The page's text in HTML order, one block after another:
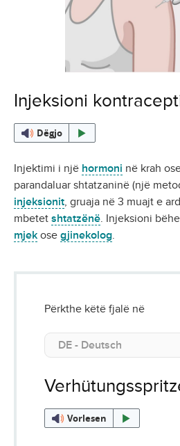
Injeksioni
Dëgjo
Injektimi i një hormoni në krah
parandaluar shtatzaninë (një
injeksionit , gruaja në 3 muajt e
mbetet shtatzënë . Injeksioni
mjek ose gjinekolog
Përkthe këtë fjalë në
Vorlesen